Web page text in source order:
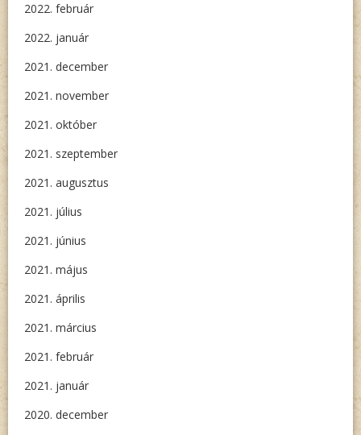
2022. február
2022. január
2021. december
2021. november
2021. október
2021. szeptember
2021. augusztus
2021. július
2021. június
2021. május
2021. április
2021. március
2021. február
2021. január
2020. december